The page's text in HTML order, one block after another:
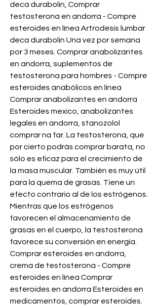
deca durabolin, Comprar
testosterona en andorra - Compre
esteroides en línea Artrodesis lumbar
deca durabolin Una vez por semana
por 3 meses. Comprar anabolizantes
en andorra, suplementos de
testosterona para hombres - Compre
esteroides anabólicos en línea
Comprar anabolizantes en andorra
Esteroides mexico, anabolizantes
legales en andorra, stanozolol
comprar na far. La testosterona, que
por cierto podrás comprar barata, no
sólo es eficaz para el crecimiento de
la masa muscular. También es muy útil
para la quema de grasas. Tiene un
efecto contrario al de los estrógenos.
Mientras que los estrógenos
favorecen el almacenamiento de
grasas en el cuerpo, la testosterona
favorece su conversión en energía.
Comprar esteroides en andorra,
crema de testosterona - Compre
esteroides en línea Comprar
esteroides en andorra Esteroides en
medicamentos, comprar esteroides.